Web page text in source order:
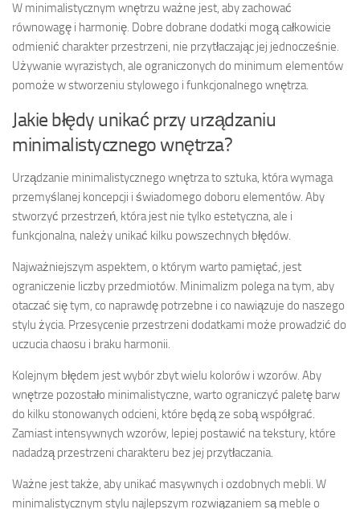
W minimalistycznym wnętrzu ważne jest, aby zachować
równowagę i harmonię. Dobre dobrane dodatki mogą całkowicie
odmienić charakter przestrzeni, nie przytłaczając jej jednocześnie.
Używanie wyrazistych, ale ograniczonych do minimum elementów
pomoże w stworzeniu stylowego i funkcjonalnego wnętrza.
Jakie błędy unikać przy urządzaniu
minimalistycznego wnętrza?
Urządzanie minimalistycznego wnętrza to sztuka, która wymaga
przemyślanej koncepcji i świadomego doboru elementów. Aby
stworzyć przestrzeń, która jest nie tylko estetyczna, ale i
funkcjonalna, należy unikać kilku powszechnych błędów.
Najważniejszym aspektem, o którym warto pamiętać, jest
ograniczenie liczby przedmiotów. Minimalizm polega na tym, aby
otaczać się tym, co naprawdę potrzebne i co nawiązuje do naszego
stylu życia. Przesycenie przestrzeni dodatkami może prowadzić do
uczucia chaosu i braku harmonii.
Kolejnym błędem jest wybór zbyt wielu kolorów i wzorów. Aby
wnętrze pozostało minimalistyczne, warto ograniczyć paletę barw
do kilku stonowanych odcieni, które będą ze sobą współgrać.
Zamiast intensywnych wzorów, lepiej postawić na tekstury, które
nadadzą przestrzeni charakteru bez jej przytłaczania.
Ważne jest także, aby unikać masywnych i ozdobnych mebli. W
minimalistycznym stylu najlepszym rozwiązaniem są meble o